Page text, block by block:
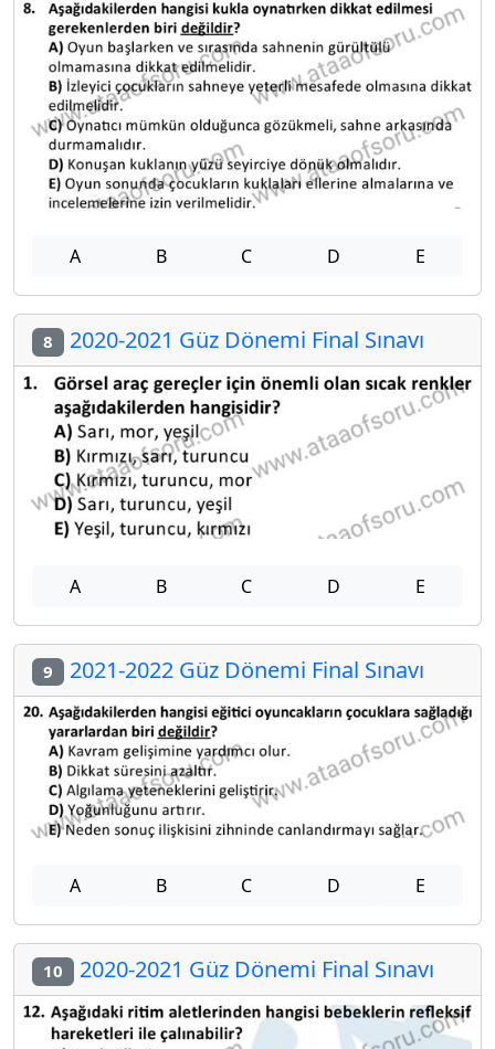
A B C D E
8 2020-2021 Güz Dönemi Final Sınavı
A B C D E
9 2021-2022 Güz Dönemi Final Sınavı
A B C D E
10 2020-2021 Güz Dönemi Final Sınavı